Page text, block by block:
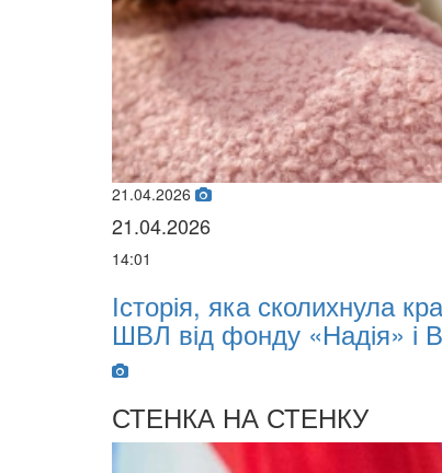
21.04.2026
21.04.2026
14:01
Історія, яка сколихнула
ШВЛ від фонду «Надія» і
СТЕНКА НА СТЕНКУ